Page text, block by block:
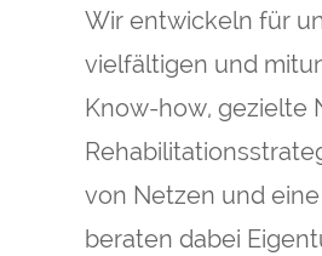
Wir entwickeln für
vielfältigen und
Know-how, gezielte
von Netzen und
beraten dabei